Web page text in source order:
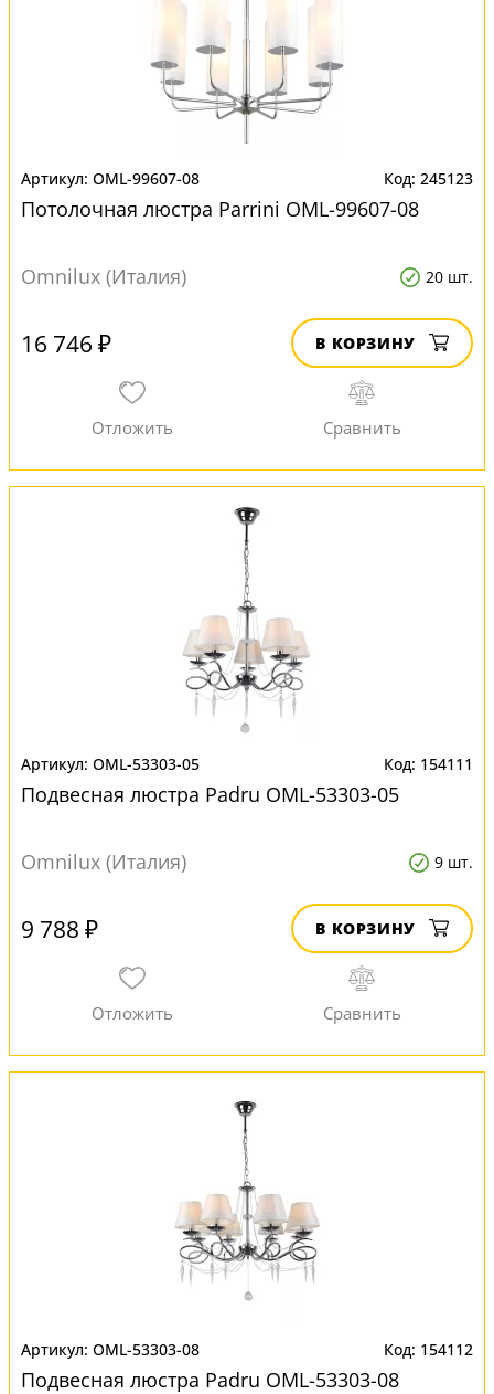
OML-99607-08 245123
Потолочная люстра Parrini OML-99607-08
Omnilux (Италия) 20 шт.
16 746 ₽ В КОРЗИНУ
OML-53303-05 154111
Подвесная люстра Padru OML-53303-05
Omnilux (Италия) 9 шт.
9 788 ₽ В КОРЗИНУ
OML-53303-08 154112
Подвесная люстра Padru OML-53303-08